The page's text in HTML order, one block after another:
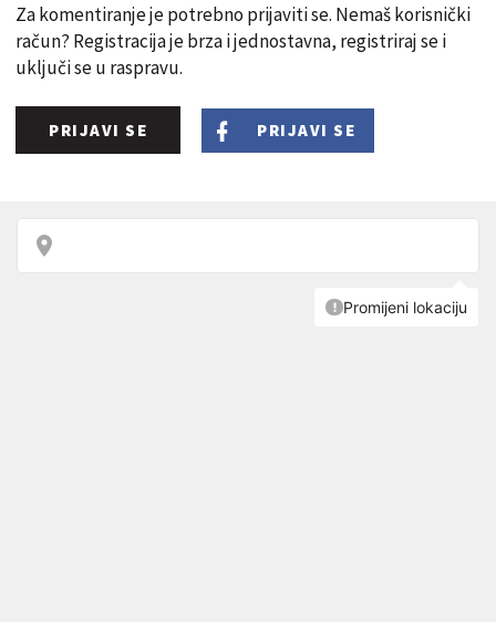
Za komentiranje je potrebno prijaviti se. Nemaš korisnički
račun? Registracija je brza i jednostavna, registriraj se i
uključi se u raspravu.
PRIJAVI SE PRIJAVI SE